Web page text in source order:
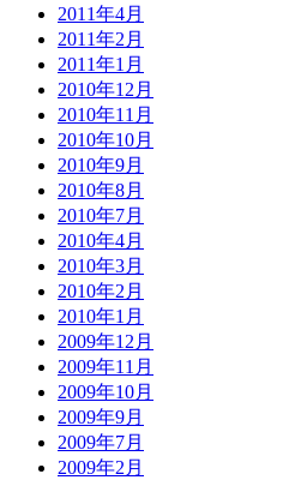
2011年4月
2011年2月
2011年1月
2010年12月
2010年11月
2010年10月
2010年9月
2010年8月
2010年7月
2010年4月
2010年3月
2010年2月
2010年1月
2009年12月
2009年11月
2009年10月
2009年9月
2009年7月
2009年2月